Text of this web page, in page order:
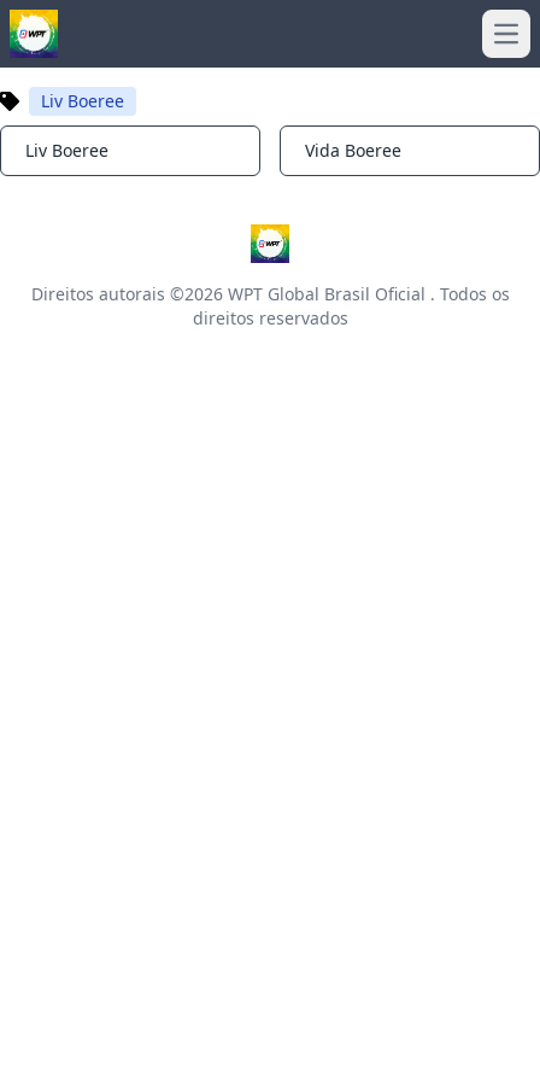
Liv Boeree
Notifications
Liv Boeree Notifications
Vida Boeree
Direitos autorais ©2026WPT Global Brasil Oficial . Todos os
direitos reservados